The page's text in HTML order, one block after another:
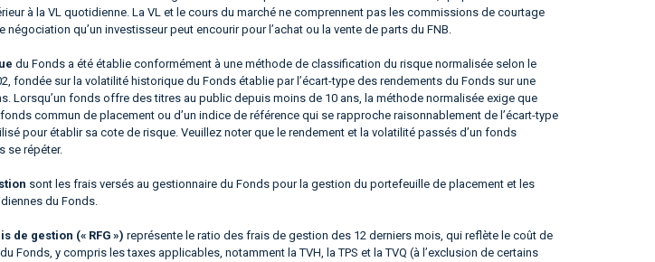
à la VL quotidienne. La VL et le cours du marché ne comprennent pas les commissions de courtage
négociation qu’un investisseur peut encourir pour l’achat ou la vente de parts du FNB.
du Fonds a été établie conformément à une méthode de classification du risque normalisée selon le
fondée sur la volatilité historique du Fonds établie par l’écart-type des rendements du Fonds sur une
Lorsqu’un fonds offre des titres au public depuis moins de 10 ans, la méthode normalisée exige que
fonds commun de placement ou d’un indice de référence qui se rapproche raisonnablement de l’écart-type
pour établir sa cote de risque. Veuillez noter que le rendement et la volatilité passés d’un fonds
se répéter.
sont les frais versés au gestionnaire du Fonds pour la gestion du portefeuille de placement et les
du Fonds.
de gestion (« RFG ») représente le ratio des frais de gestion des 12 derniers mois, qui reflète le coût de
Fonds, y compris les taxes applicables, notamment la TVH, la TPS et la TVQ (à l’exclusion de certains